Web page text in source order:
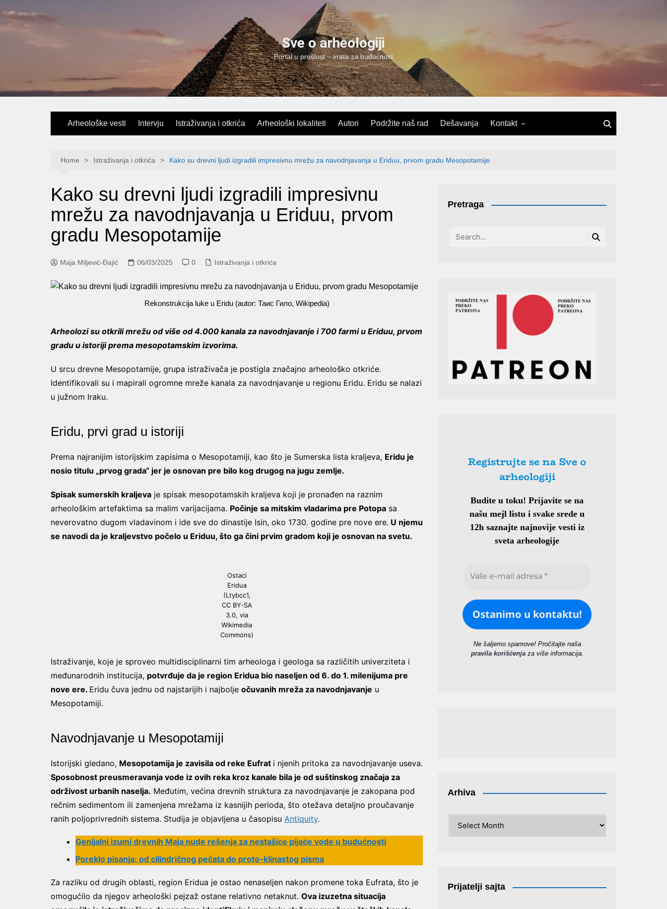
Sve o arheologiji
Portal u prošlost – vrata za budućnost
Arheološke vesti Intervju Istraživanja i otkrića Arheološki lokaliteti Autori Podržite naš rad Dešavanja Kontakt
Home Istraživanja i otkrića Kako su drevni ljudi izgradili impresivnu mrežu za navodnjavanja u Eriduu, prvom gradu Mesopotamije
Kako su drevni ljudi izgradili impresivnu
mrežu za navodnjavanja u Eriduu, prvom
gradu Mesopotamije
Maja Miljević-Đajić 06/03/2025 0 Istraživanja i otkrića
Rekonstrukcija luke u Eridu (autor: Таис Гило, Wikipedia)
Arheolozi su otkrili mrežu od više od 4.000 kanala za navodnjavanje i 700 farmi u Eriduu, prvom
gradu u istoriji prema mesopotamskim izvorima.
U srcu drevne Mesopotamije, grupa istraživača je postigla značajno arheološko otkriće.
Identifikovali su i mapirali ogromne mreže kanala za navodnjavanje u regionu Eridu. Eridu se nalazi
u južnom Iraku.
Eridu, prvi grad u istoriji
Prema najranijim istorijskim zapisima o Mesopotamiji, kao što je Sumerska lista kraljeva, Eridu je
nosio titulu „prvog grada“ jer je osnovan pre bilo kog drugog na jugu zemlje.
Spisak sumerskih kraljeva je spisak mesopotamskih kraljeva koji je pronađen na raznim
arheološkim artefaktima sa malim varijacijama. Počinje sa mitskim vladarima pre Potopa sa
neverovatno dugom vladavinom i ide sve do dinastije Isin, ​​oko 1730. godine pre nove ere. U njemu
se navodi da je kraljevstvo počelo u Eriduu, što ga čini prvim gradom koji je osnovan na svetu.
Ostaci
Eridua
(Ltybcc1,
CC BY-SA
3.0, via
Wikimedia
Commons)
Istraživanje, koje je sproveo multidisciplinarni tim arheologa i geologa sa različitih univerziteta i
međunarodnih institucija, potvrđuje da je region Eridua bio naseljen od 6. do 1. milenijuma pre
nove ere. Eridu čuva jednu od najstarijih i najbolje očuvanih mreža za navodnjavanje u
Mesopotamiji.
Navodnjavanje u Mesopotamiji
Istorijski gledano, Mesopotamija je zavisila od reke Eufrat i njenih pritoka za navodnjavanje useva.
Sposobnost preusmeravanja vode iz ovih reka kroz kanale bila je od suštinskog značaja za
održivost urbanih naselja. Međutim, većina drevnih struktura za navodnjavanje je zakopana pod
rečnim sedimentom ili zamenjena mrežama iz kasnijih perioda, što otežava detaljno proučavanje
ranih poljoprivrednih sistema. Studija je objavljena u časopisu Antiquity.
Genijalni izumi drevnih Maja nude rešenja za nestašice pijaće vode u budućnosti
Poreklo pisanja: od cilindričnog pečata do proto-klinastog pisma
Za razliku od drugih oblasti, region Eridua je ostao nenaseljen nakon promene toka Eufrata, što je
omogućilo da njegov arheološki pejzaž ostane relativno netaknut. Ova izuzetna situacija
Pretraga
Registrujte se na Sve o
arheologiji
Budite u toku! Prijavite se na
našu mejl listu i svake srede u
12h saznajte najnovije vesti iz
sveta arheologije
Ne šaljemo spamove! Pročitajte naša
pravila korišćenjaza više informacija.
Arhiva
Prijatelji sajta